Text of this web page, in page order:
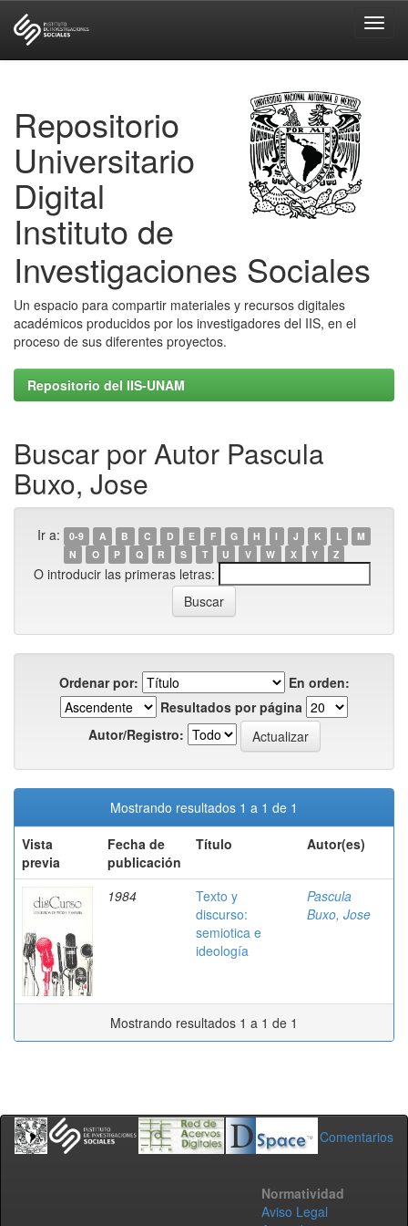
Repositorio
Universitario
Digital
Instituto de
Investigaciones Sociales
Un espacio para compartir materiales y recursos digitales
académicos producidos por los investigadores del IIS, en el
proceso de sus diferentes proyectos.
Repositorio del IIS-UNAM
Buscar por Autor Pascula
Buxo, Jose
Ir a: 0-9 A B C D E F G H I J K L
M
N
O P Q R S T U V W X Y Z
O introducir las primeras letras:
Ordenar por:
En orden:
Resultados por página
Autor/Registro:
Mostrando resultados 1 a 1 de 1
Vista
previa
Fecha de
publicación
Título Autor(es)
1984
Texto y
discurso:
semiotica e
ideología
Pascula
Buxo, Jose
Mostrando resultados 1 a 1 de 1
Comentarios
Normatividad
Aviso Legal